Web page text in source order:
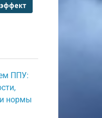
эффект
ППУ:
нормы